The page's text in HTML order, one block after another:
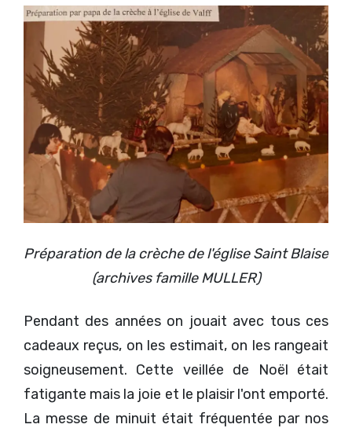
Préparation de la crèche de l'église Saint Blaise
(archives famille MULLER)
Pendant des années on jouait avec tous ces
cadeaux reçus, on les estimait, on les rangeait
soigneusement. Cette veillée de Noël était
fatigante mais la joie et le plaisir l'ont emporté.
La messe de minuit était fréquentée par nos